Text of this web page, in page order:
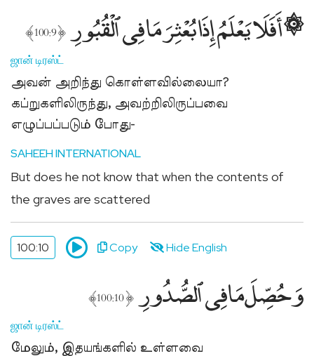
۞ أَفَلَا يَعْلَمُ إِذَا بُعْثِرَ مَا فِى ٱلْقُبُورِ﴿100:9﴾
ஜான் டிரஸ்ட்
அவன் அறிந்து கொள்ளவில்லையா?
கப்றுகளிலிருந்து, அவற்றிலிருப்பவை
எழுப்பப்படும் போது-
SAHEEH INTERNATIONAL
But does he not know that when the contents of
the graves are scattered
100:10 Copy Hide English
وَحُصِّلَ مَا فِى ٱلصُّدُورِ﴿100:10﴾
ஜான் டிரஸ்ட்
மேலும், இதயங்களில் உள்ளவை